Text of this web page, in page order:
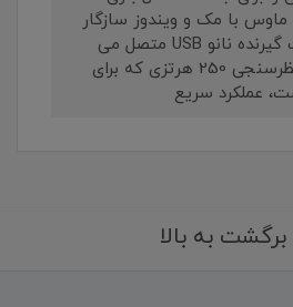
با مک و ویندوز سازگار
است و از طریق یک گیرنده نانو USB متصل می
شود. به دلیل نرخ نظرسنجی 250 هرتزی که برای
عملکرد سریع
برگشت به بالا